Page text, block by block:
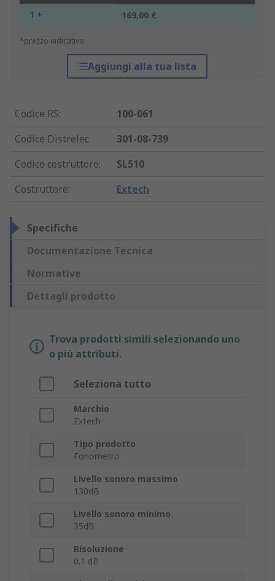
1 + 169,00 €
*prezzo indicativo
Aggiungi alla tua lista
Codice RS:
100-061
Codice Distrelec:
301-08-739
Codice costruttore:
SL510
Costruttore: Extech
Specifiche
Documentazione Tecnica
Normative
Dettagli prodotto
Trova prodotti simili selezionando uno
o più attributi.
Seleziona tutto
Marchio
Extech
Tipo prodotto
Fonometro
Livello sonoro massimo
130dB
Livello sonoro minimo
35dB
Risoluzione
0.1 dB